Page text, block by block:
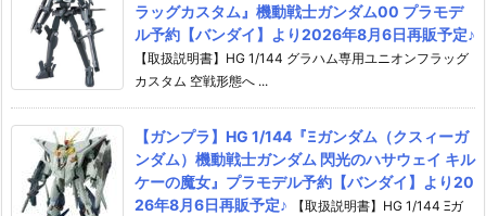
ラッグカスタム』機動戦士ガンダム00 プラモデ
ル予約【バンダイ】より2026年8月6日再販予定♪
【取扱説明書】HG 1/144 グラハム専用ユニオンフラッグ
カスタム 空戦形態へ ...
【ガンプラ】HG 1/144『Ξガンダム（クスィーガ
ンダム）機動戦士ガンダム 閃光のハサウェイ キル
ケーの魔女』プラモデル予約【バンダイ】より20
26年8月6日再販予定♪
【取扱説明書】HG 1/144 Ξガ